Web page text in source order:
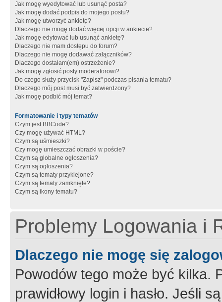
Jak mogę wyedytować lub usunąć posta?
Jak mogę dodać podpis do mojego postu?
Jak mogę utworzyć ankietę?
Dlaczego nie mogę dodać więcej opcji w ankiecie?
Jak mogę edytować lub usunąć ankietę?
Dlaczego nie mam dostępu do forum?
Dlaczego nie mogę dodawać załączników?
Dlaczego dostałam(em) ostrzeżenie?
Jak mogę zgłosić posty moderatorowi?
Do czego służy przycisk "Zapisz" podczas pisania tematu?
Dlaczego mój post musi być zatwierdzony?
Jak mogę podbić mój temat?
Formatowanie i typy tematów
Czym jest BBCode?
Czy mogę używać HTML?
Czym są uśmieszki?
Czy mogę umieszczać obrazki w poście?
Czym są globalne ogłoszenia?
Czym są ogłoszenia?
Czym są tematy przyklejone?
Czym są tematy zamknięte?
Czym są ikony tematu?
Problemy Logowania i
Dlaczego nie mogę się
Powodów tego może być kilka.
prawidłowy login i hasło. Jeśli